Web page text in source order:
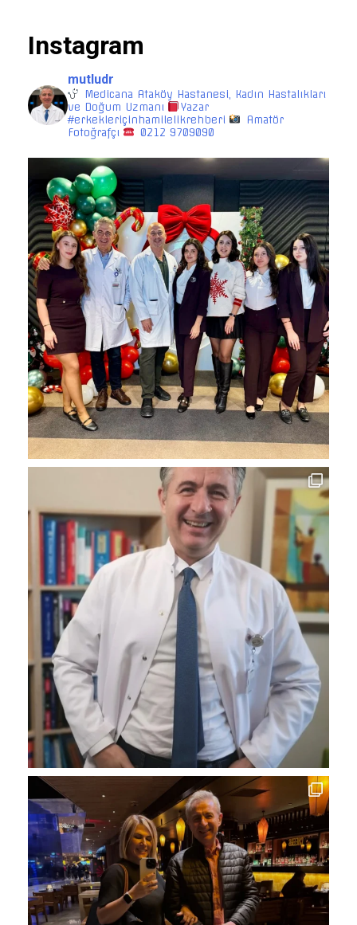
Instagram
mutludr
Medicana Ataköy Hastanesi, Kadın Hastalıkları
ve Doğum Uzmanı
Yazar
#erkekleriçinhamilelikrehberi
Amatör
Fotoğrafçı
0212 9709090